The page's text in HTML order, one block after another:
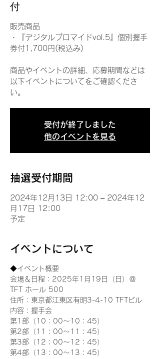
付
販売商品
・『デジタルブロマイドvol.5』個別握手
券付1,700円(税込み)
商品やイベントの詳細、応募期間などは
以下イベントについてをご確認くださ
い。
受付が終了しました
他のイベントを見る
抽選受付期間
2024年12月13日 12:00 – 2024年12
月17日 12:00
予定
イベントについて
◆イベント概要
会場＆日程：2025年1月19日（日）＠
TFT ホール 500
住所：東京都江東区有明3-4-10 TFTビル
内容：握手会
第1部（10：00～10：45）
第2部（11：00～11：45）
第3部（12：00～12：45）
第4部（13：00～13：45）